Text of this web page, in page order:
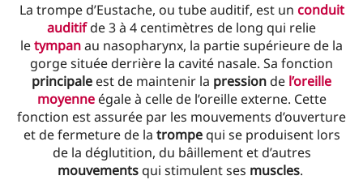
La trompe d’Eustache, ou tube auditif, est un conduit
auditifde 3 à 4 centimètres de long qui relie
letympanau nasopharynx, la partie supérieure de la
gorge située derrière la cavité nasale. Sa fonction
principale est de maintenir la pressionde l’oreille
moyenneégale à celle de l’oreille externe. Cette
fonction est assurée par les mouvements d’ouverture
et de fermeture de la trompequi se produisent lors
de la déglutition, du bâillement et d’autres
mouvementsqui stimulent ses muscles.